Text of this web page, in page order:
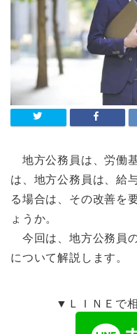
地方公務員は、労働
は、地方公務員は、給
る場合は、その改善を
ょうか。
今回は、地方公務員
について解説します。
▼ＬＩＮＥで